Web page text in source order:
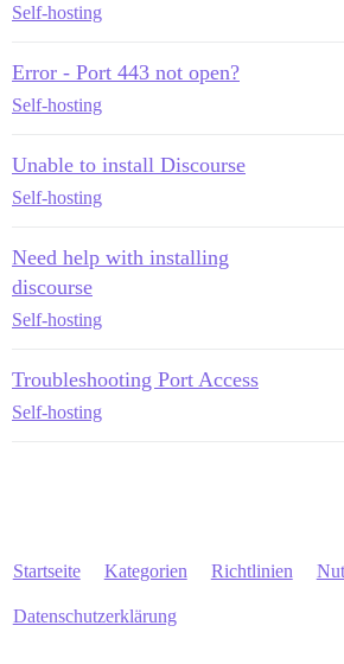
Self-hosting
Error - Port 443 not open?
Self-hosting
Unable to install Discourse
Self-hosting
Need help with installing
discourse
Self-hosting
Troubleshooting Port Access
Self-hosting
Startseite Kategorien Richtlinien
Datenschutzerklärung